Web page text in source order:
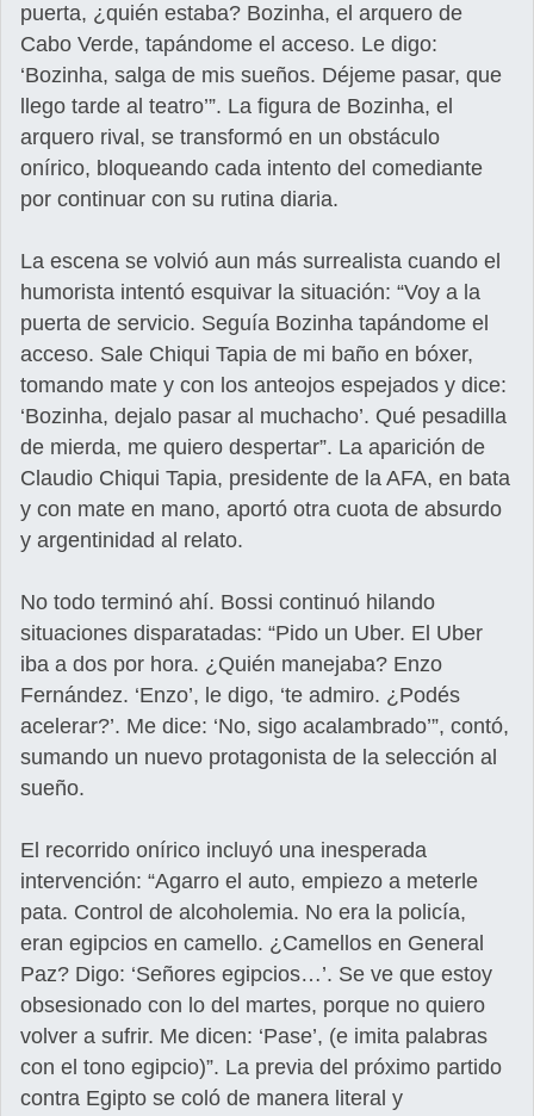
puerta, ¿quién estaba? Bozinha, el arquero de
Cabo Verde, tapándome el acceso. Le digo:
‘Bozinha, salga de mis sueños. Déjeme pasar, que
llego tarde al teatro’”. La figura de Bozinha, el
arquero rival, se transformó en un obstáculo
onírico, bloqueando cada intento del comediante
por continuar con su rutina diaria.
La escena se volvió aun más surrealista cuando el
humorista intentó esquivar la situación: “Voy a la
puerta de servicio. Seguía Bozinha tapándome el
acceso. Sale Chiqui Tapia de mi baño en bóxer,
tomando mate y con los anteojos espejados y dice:
‘Bozinha, dejalo pasar al muchacho’. Qué pesadilla
de mierda, me quiero despertar”. La aparición de
Claudio Chiqui Tapia, presidente de la AFA, en bata
y con mate en mano, aportó otra cuota de absurdo
y argentinidad al relato.
No todo terminó ahí. Bossi continuó hilando
situaciones disparatadas: “Pido un Uber. El Uber
iba a dos por hora. ¿Quién manejaba? Enzo
Fernández. ‘Enzo’, le digo, ‘te admiro. ¿Podés
acelerar?’. Me dice: ‘No, sigo acalambrado’”, contó,
sumando un nuevo protagonista de la selección al
sueño.
El recorrido onírico incluyó una inesperada
intervención: “Agarro el auto, empiezo a meterle
pata. Control de alcoholemia. No era la policía,
eran egipcios en camello. ¿Camellos en General
Paz? Digo: ‘Señores egipcios…’. Se ve que estoy
obsesionado con lo del martes, porque no quiero
volver a sufrir. Me dicen: ‘Pase’, (e imita palabras
con el tono egipcio)”. La previa del próximo partido
contra Egipto se coló de manera literal y